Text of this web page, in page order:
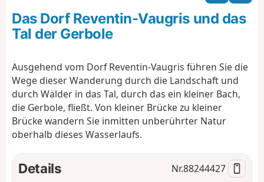
o
n
a
a
Das Dorf Reventin-Vaugris und das
Tal der Gerbole
Ausgehend vom Dorf Reventin-Vaugris führen Sie die
Wege dieser Wanderung durch die Landschaft und
durch Wälder in das Tal, durch das ein kleiner Bach,
die Gerbole, fließt. Von kleiner Brücke zu kleiner
Brücke wandern Sie inmitten unberührter Natur
oberhalb dieses Wasserlaufs.
Details Nr.88244427